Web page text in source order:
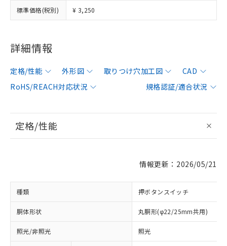
標準価格(税別) ¥ 3,250
詳細情報
定格/性能 外形図 取りつけ穴加工図
CAD
RoHS/REACH対応状況
規格認証/適合状況
定格/性能
情報更新：2026/05/21
種類 押ボタンスイッチ
胴体形状 丸胴形(φ22/25mm共用)
照光/非照光 照光